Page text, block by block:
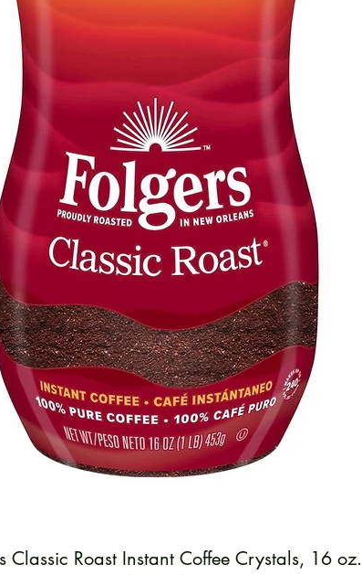
Vista rápida
Classic Roast Instant Coffee Crystals, 16 oz.